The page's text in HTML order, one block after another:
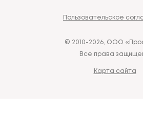
Пользовательское
© 2010-2026, ООО
Все права
Карта сайта